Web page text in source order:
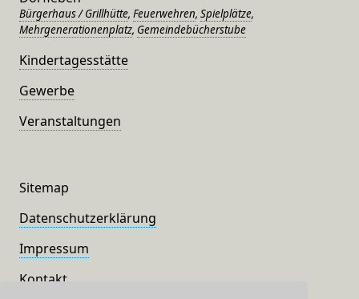
Bürgerhaus / Grillhütte, Feuerwehren, Spielplätze,
Mehrgenerationenplatz, Gemeindebücherstube
Kindertagesstätte
Gewerbe
Veranstaltungen
Sitemap
Datenschutzerklärung
Impressum
Kontakt